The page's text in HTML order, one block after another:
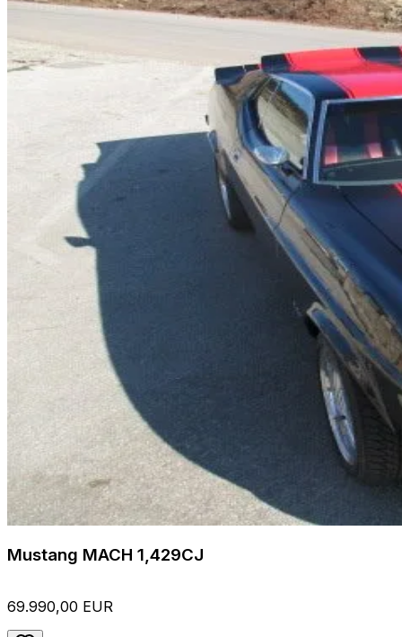
Mustang MACH 1,429CJ
69.990,00 EUR